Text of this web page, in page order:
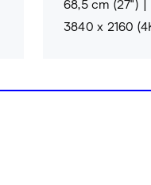
68,5 cm (27")
3840 x 2160